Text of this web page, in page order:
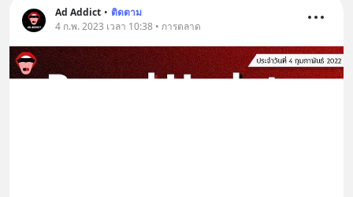
Ad Addict • ติดตาม
4 ก.พ. 2023 เวลา 10:38 • การตลาด